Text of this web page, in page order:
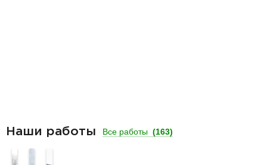
Наши работы Все работы (163)